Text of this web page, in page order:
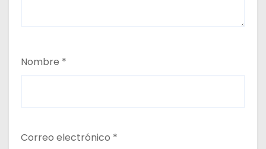
Nombre *
Correo electrónico *